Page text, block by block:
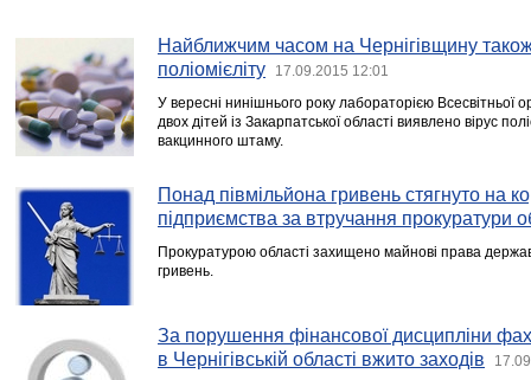
Найближчим часом на Чернігівщину
поліомієліту
17.09.2015 12:01
У вересні нинішнього року лабораторією Всесвітньої
двох дітей із Закарпатської області виявлено вірус
вакцинного штаму.
Понад півмільйона гривень стягнуто на
підприємства за втручання прокуратури
Прокуратурою області захищено майнові права
гривень.
За порушення фінансової дисципліни
в Чернігівській області вжито заходів